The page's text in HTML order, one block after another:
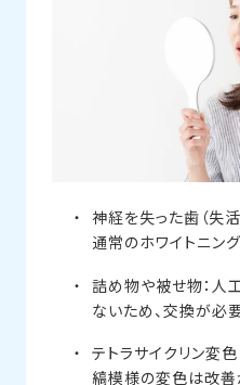
神経を失った歯（失活
通常のホワイトニン
詰め物や被せ物：人
ないため、交換が必
テトラサイクリン変
縞模様の変色は改善